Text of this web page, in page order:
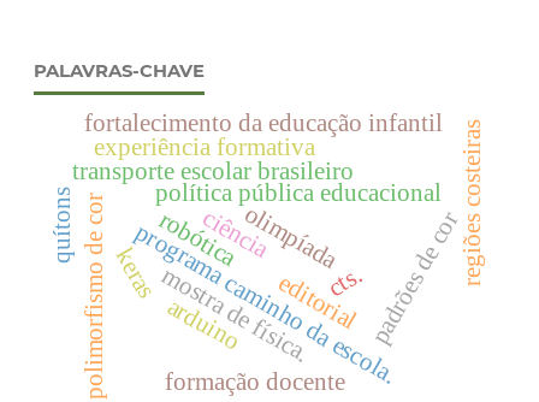
PALAVRAS-CHAVE
editorial
olimpíada
política pública educacional
transporte escolar brasileiro
programa caminho da escola.padrões de cor
polimorfismo de cor
quítons regiões costeiras
robótica
keras
fortalecimento da educação infantil
mostra de física.
formação docente
cts.
experiência formativa
ciência
arduino